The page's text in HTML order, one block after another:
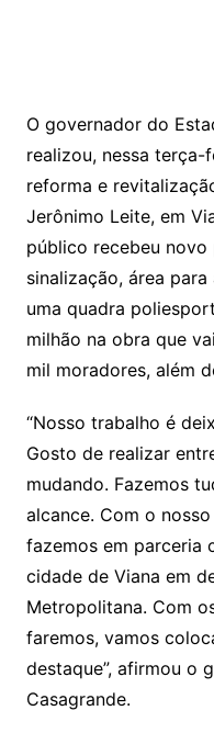
O governador do
realizou, nessa
reforma e
Jerônimo Leite, em
público recebeu novo
sinalização, área
uma quadra
milhão na obra que
mil moradores, além
“Nosso trabalho é
Gosto de realizar
mudando. Fazemos
alcance. Com o
fazemos em parceria
cidade de Viana em
Metropolitana. Com
faremos, vamos
destaque”, afirmou o
Casagrande.